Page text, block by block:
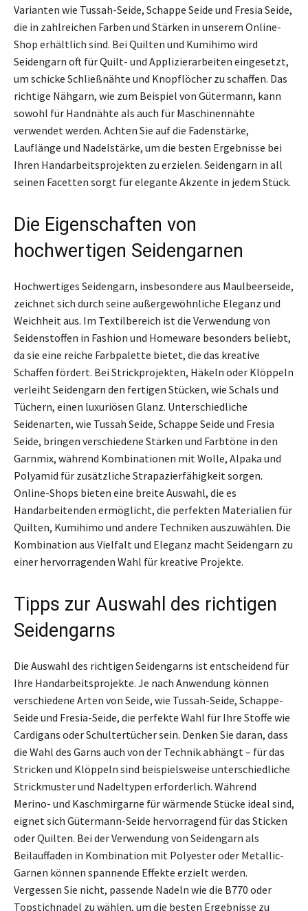
Varianten wie Tussah-Seide, Schappe Seide und Fresia Seide,
die in zahlreichen Farben und Stärken in unserem Online-
Shop erhältlich sind. Bei Quilten und Kumihimo wird
Seidengarn oft für Quilt- und Applizierarbeiten eingesetzt,
um schicke Schließnähte und Knopflöcher zu schaffen. Das
richtige Nähgarn, wie zum Beispiel von Gütermann, kann
sowohl für Handnähte als auch für Maschinennähte
verwendet werden. Achten Sie auf die Fadenstärke,
Lauflänge und Nadelstärke, um die besten Ergebnisse bei
Ihren Handarbeitsprojekten zu erzielen. Seidengarn in all
seinen Facetten sorgt für elegante Akzente in jedem Stück.
Die Eigenschaften von
hochwertigen Seidengarnen
Hochwertiges Seidengarn, insbesondere aus Maulbeerseide,
zeichnet sich durch seine außergewöhnliche Eleganz und
Weichheit aus. Im Textilbereich ist die Verwendung von
Seidenstoffen in Fashion und Homeware besonders beliebt,
da sie eine reiche Farbpalette bietet, die das kreative
Schaffen fördert. Bei Strickprojekten, Häkeln oder Klöppeln
verleiht Seidengarn den fertigen Stücken, wie Schals und
Tüchern, einen luxuriösen Glanz. Unterschiedliche
Seidenarten, wie Tussah Seide, Schappe Seide und Fresia
Seide, bringen verschiedene Stärken und Farbtöne in den
Garnmix, während Kombinationen mit Wolle, Alpaka und
Polyamid für zusätzliche Strapazierfähigkeit sorgen.
Online-Shops bieten eine breite Auswahl, die es
Handarbeitenden ermöglicht, die perfekten Materialien für
Quilten, Kumihimo und andere Techniken auszuwählen. Die
Kombination aus Vielfalt und Eleganz macht Seidengarn zu
einer hervorragenden Wahl für kreative Projekte.
Tipps zur Auswahl des richtigen
Seidengarns
Die Auswahl des richtigen Seidengarns ist entscheidend für
Ihre Handarbeitsprojekte. Je nach Anwendung können
verschiedene Arten von Seide, wie Tussah-Seide, Schappe-
Seide und Fresia-Seide, die perfekte Wahl für Ihre Stoffe wie
Cardigans oder Schultertücher sein. Denken Sie daran, dass
die Wahl des Garns auch von der Technik abhängt – für das
Stricken und Klöppeln sind beispielsweise unterschiedliche
Strickmuster und Nadeltypen erforderlich. Während
Merino- und Kaschmirgarne für wärmende Stücke ideal sind,
eignet sich Gütermann-Seide hervorragend für das Sticken
oder Quilten. Bei der Verwendung von Seidengarn als
Beilauffaden in Kombination mit Polyester oder Metallic-
Garnen können spannende Effekte erzielt werden.
Vergessen Sie nicht, passende Nadeln wie die B770 oder
Topstichnadel zu wählen, um die besten Ergebnisse zu